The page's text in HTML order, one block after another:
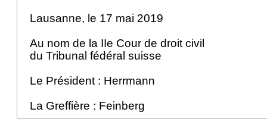
Lausanne, le 17 mai 2019
Au nom de la IIe Cour de droit civil
du Tribunal fédéral suisse
Le Président : Herrmann
La Greffière : Feinberg